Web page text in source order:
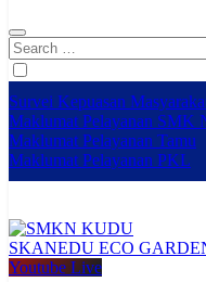
Search
for:
Survei Kepuasan
Maklumat Pelayanan SMK
Maklumat Pelayanan Tamu
Maklumat Pelayanan PKL
SMKN KUDU
Mencetak Generasi
SKANEDU ECO
Youtube Live